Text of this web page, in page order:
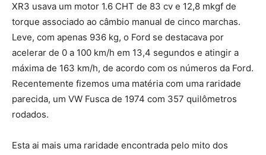
XR3 usava um motor 1.6 CHT de 83 cv e 12,8 mkgf de
torque associado ao câmbio manual de cinco marchas.
Leve, com apenas 936 kg, o Ford se destacava por
acelerar de 0 a 100 km/h em 13,4 segundos e atingir a
máxima de 163 km/h, de acordo com os números da Ford.
Recentemente fizemos uma matéria com uma raridade
parecida, um VW Fusca de 1974 com 357 quilômetros
rodados.
Esta ai mais uma raridade encontrada pelo mito dos